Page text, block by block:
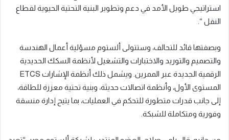
استراتيجي طويل الأمد في دعم وتطوير البنية التحتية الحيوية لقطاع
النقل “.
وبصفتها قائد للتحالف، وستتولى ألستوم مسؤلية أعمال الهندسة
والتصميم والتوريد والاختبارات والتشغيل لأنظمة السكك الحديدية
الرقمية الجديدة عبر الممرين. ويشمل ذلك أنظمة الإشارات ETCS
المستوى الأول، وأنظمة اتصالات حديثة، وبنية تحتية معززة للطاقة،
إلى جانب قدرات متطورة للتحكم في العمليات، بما يتيح إدارة منسقة
وفورية ومتكاملة للشبكة.